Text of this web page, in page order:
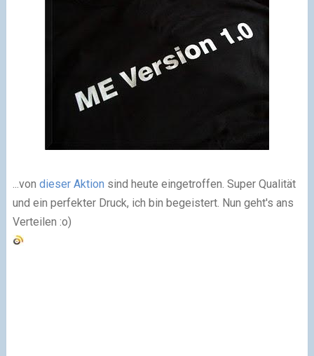
...von dieser Aktion sind heute eingetroffen. Super Qualität
und ein perfekter Druck, ich bin begeistert. Nun geht's ans
Verteilen :o)